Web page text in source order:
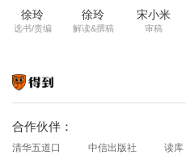
徐玲
选书/责编
徐玲
解读&撰稿
宋小米
审稿
合作伙伴：
清华五道口 中信出版社 读库